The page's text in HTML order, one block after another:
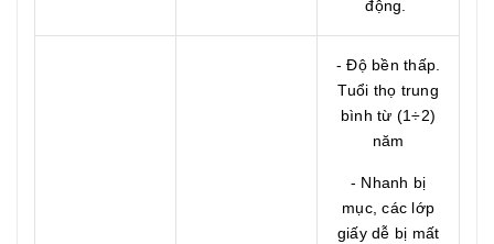
động.
- Độ bền thấp.
Tuổi thọ trung
bình từ (1÷2)
năm
- Nhanh bị
mục, các lớp
giấy dễ bị mất